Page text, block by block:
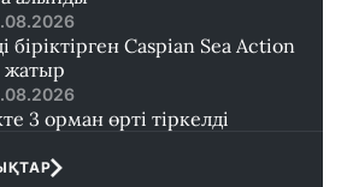
біріктірген Caspian Sea Action
жатыр
3 орман өрті тіркелді